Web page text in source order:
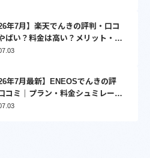
年7月】楽天でんきの評判・口コ
ばい？料金は高い？メリット・デ
トを徹底比較
年7月最新】ENEOSでんきの評
コミ｜プラン・料金シュミレーシ
Vポイントについて徹底解説